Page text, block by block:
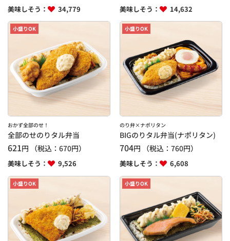
美味しそう： 34,779 美味しそう： 14,632
小盛りOK
おかず全部のせ！
全部のせのりタル弁当
621円 （税込： 670円）
美味しそう： 9,526
小盛りOK
のり弁×ナポリタン
BIGのりタル弁当(ナポリタン)
704円 （税込：760円）
美味しそう： 6,608
小盛りOK 小盛りOK